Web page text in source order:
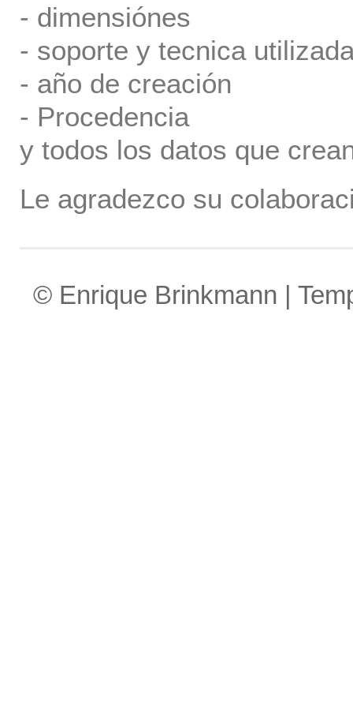
- dimensiónes
- soporte y tecnica
- año de creación
- Procedencia
y todos los datos que
Le agradezco su
© Enrique Brinkmann |